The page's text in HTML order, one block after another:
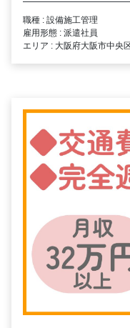
職種 : 設備施工管理
雇用形態 : 派遣社員
エリア : 大阪府大阪市中央